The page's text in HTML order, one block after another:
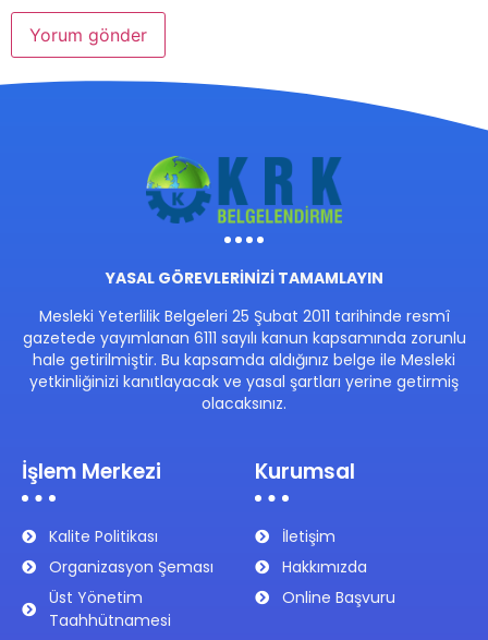
YASAL GÖREVLERİNİZİ TAMAMLAYIN
Mesleki Yeterlilik Belgeleri 25 Şubat 2011 tarihinde resmî
gazetede yayımlanan 6111 sayılı kanun kapsamında zorunlu
hale getirilmiştir. Bu kapsamda aldığınız belge ile Mesleki
yetkinliğinizi kanıtlayacak ve yasal şartları yerine getirmiş
olacaksınız.
İşlem Merkezi
Kalite Politikası
Organizasyon Şeması
Üst Yönetim
Taahhütnamesi
Kurumsal
İletişim
Hakkımızda
Online Başvuru